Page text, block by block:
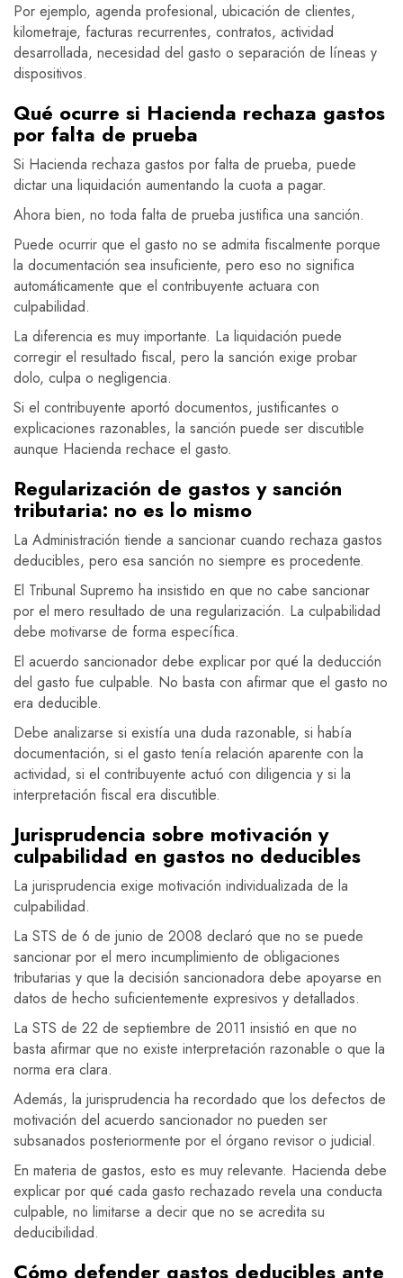
Por ejemplo, agenda profesional, ubicación de clientes,
kilometraje, facturas recurrentes, contratos, actividad
desarrollada, necesidad del gasto o separación de líneas y
dispositivos.
Qué ocurre si Hacienda rechaza gastos
por falta de prueba
Si Hacienda rechaza gastos por falta de prueba, puede
dictar una liquidación aumentando la cuota a pagar.
Ahora bien, no toda falta de prueba justifica una sanción.
Puede ocurrir que el gasto no se admita fiscalmente porque
la documentación sea insuficiente, pero eso no significa
automáticamente que el contribuyente actuara con
culpabilidad.
La diferencia es muy importante. La liquidación puede
corregir el resultado fiscal, pero la sanción exige probar
dolo, culpa o negligencia.
Si el contribuyente aportó documentos, justificantes o
explicaciones razonables, la sanción puede ser discutible
aunque Hacienda rechace el gasto.
Regularización de gastos y sanción
tributaria: no es lo mismo
La Administración tiende a sancionar cuando rechaza gastos
deducibles, pero esa sanción no siempre es procedente.
El Tribunal Supremo ha insistido en que no cabe sancionar
por el mero resultado de una regularización. La culpabilidad
debe motivarse de forma específica.
El acuerdo sancionador debe explicar por qué la deducción
del gasto fue culpable. No basta con afirmar que el gasto no
era deducible.
Debe analizarse si existía una duda razonable, si había
documentación, si el gasto tenía relación aparente con la
actividad, si el contribuyente actuó con diligencia y si la
interpretación fiscal era discutible.
Jurisprudencia sobre motivación y
culpabilidad en gastos no deducibles
La jurisprudencia exige motivación individualizada de la
culpabilidad.
La STS de 6 de junio de 2008 declaró que no se puede
sancionar por el mero incumplimiento de obligaciones
tributarias y que la decisión sancionadora debe apoyarse en
datos de hecho suficientemente expresivos y detallados.
La STS de 22 de septiembre de 2011 insistió en que no
basta afirmar que no existe interpretación razonable o que la
norma era clara.
Además, la jurisprudencia ha recordado que los defectos de
motivación del acuerdo sancionador no pueden ser
subsanados posteriormente por el órgano revisor o judicial.
En materia de gastos, esto es muy relevante. Hacienda debe
explicar por qué cada gasto rechazado revela una conducta
culpable, no limitarse a decir que no se acredita su
deducibilidad.
Cómo defender gastos deducibles ante